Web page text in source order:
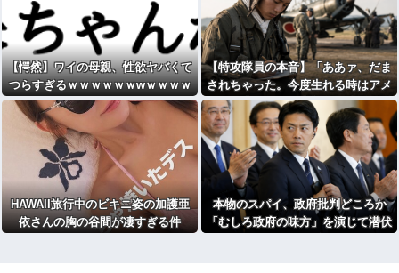
【愕然】ワイの母親、性欲ヤバくて
つらすぎるｗｗｗｗｗｗwｗｗｗｗ
ｗｗｗwww
【特攻隊員の本音】「ああァ、だま
されちゃった。今度生れる時はアメ
リカへ生れるぞ」出撃前に残された
若者たちの言葉
HAWAII旅行中のビキニ姿の加護亜
依さんの胸の谷間が凄すぎる件
本物のスパイ、政府批判どころか
「むしろ政府の味方」を演じて潜伏